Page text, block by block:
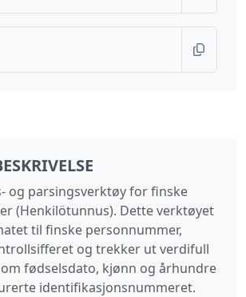
og parsingsverktøy for finske
(Henkilötunnus). Dette verktøyet
til finske personnummer,
og trekker ut verdifull
fødselsdato, kjønn og århundre
identifikasjonsnummeret.